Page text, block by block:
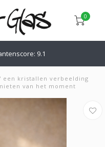
0
9.1
een kristallen verbeelding
van het moment